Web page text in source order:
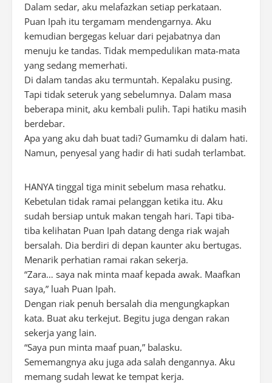
Dalam sedar, aku melafazkan setiap perkataan.
Puan Ipah itu tergamam mendengarnya. Aku
kemudian bergegas keluar dari pejabatnya dan
menuju ke tandas. Tidak mempedulikan mata-mata
yang sedang memerhati.
Di dalam tandas aku termuntah. Kepalaku pusing.
Tapi tidak seteruk yang sebelumnya. Dalam masa
beberapa minit, aku kembali pulih. Tapi hatiku masih
berdebar.
Apa yang aku dah buat tadi? Gumamku di dalam hati.
Namun, penyesal yang hadir di hati sudah terlambat.
HANYA tinggal tiga minit sebelum masa rehatku.
Kebetulan tidak ramai pelanggan ketika itu. Aku
sudah bersiap untuk makan tengah hari. Tapi tiba-
tiba kelihatan Puan Ipah datang denga riak wajah
bersalah. Dia berdiri di depan kaunter aku bertugas.
Menarik perhatian ramai rakan sekerja.
“Zara… saya nak minta maaf kepada awak. Maafkan
saya,” luah Puan Ipah.
Dengan riak penuh bersalah dia mengungkapkan
kata. Buat aku terkejut. Begitu juga dengan rakan
sekerja yang lain.
“Saya pun minta maaf puan,” balasku.
Sememangnya aku juga ada salah dengannya. Aku
memang sudah lewat ke tempat kerja.